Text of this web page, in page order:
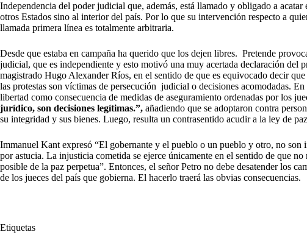
Independencia del poder judicial que, además, está llamado y obligado a
otros Estados sino al interior del país. Por lo que su intervención respecto a
llamada primera línea es totalmente arbitraria.
Desde que estaba en campaña ha querido que los dejen libres. Pretende
judicial, que es independiente y esto motivó una muy acertada declaración del
magistrado Hugo Alexander Ríos, en el sentido de que es equivocado decir
las protestas son víctimas de persecución judicial o decisiones acomodadas.
libertad como consecuencia de medidas de aseguramiento ordenadas por los
jurídico, son decisiones legítimas.”, añadiendo que se adoptaron contra
su integridad y sus bienes. Luego, resulta un contrasentido acudir a la ley de
Immanuel Kant expresó “El gobernante y el pueblo o un pueblo y otro, no son
por astucia. La injusticia cometida se ejerce únicamente en el sentido de que
posible de la paz perpetua”. Entonces, el señor Petro no debe desatender los
de los jueces del país que gobierna. El hacerlo traerá las obvias consecuencias.
Etiquetas